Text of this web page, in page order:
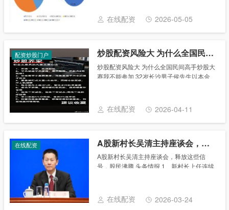
上市公司股东占用资金，突然被ST导致股
价......
在线配资 2026-05-05
配资炒股门户 炒股配资风险大 为什么全国民间高手炒股大赛我不能参加
炒股配资风险大 为什么全国民间高手炒股大
赛我不能参加 32岁长沙男子侯先生以本金
停的侯先生，亏光本金170万元，被融......
在线配资 2026-04-11
在线配资 A股新村长吴清主持座谈会，释放这些信号，股民沸腾
A股新村长吴清主持座谈会，释放这些信
号，股民沸腾 头条情报 1、新村长上任连续
召开系列座谈会，就加强资本市场监管、防
范化解......
在线配资 2026-03-24